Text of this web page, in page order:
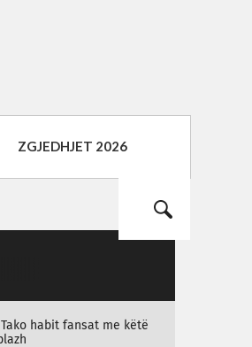
ZGJEDHJET 2026
habit fansat me këtë